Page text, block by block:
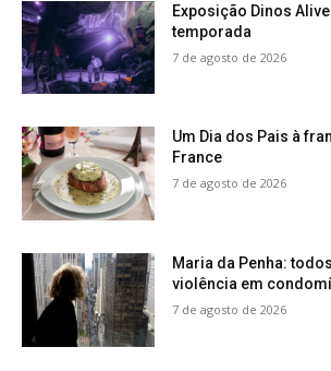
Exposição Dinos
temporada
7 de agosto de 2026
Um Dia dos Pais à
France
7 de agosto de 2026
Maria da Penha:
violência em
7 de agosto de 2026